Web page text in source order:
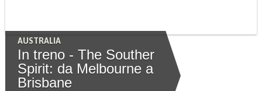
AUSTRALIA
In treno - The Souther
Spirit: da Melbourne a
Brisbane